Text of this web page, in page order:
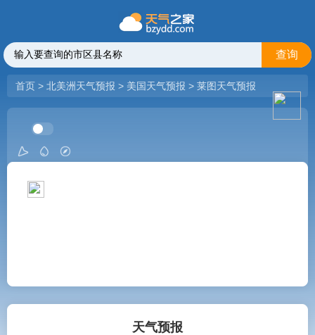
查询
首页 > 北美洲天气预报 > 美国天气预报 > 莱图天气预报
天气预报